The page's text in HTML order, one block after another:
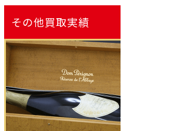
その他買取実績